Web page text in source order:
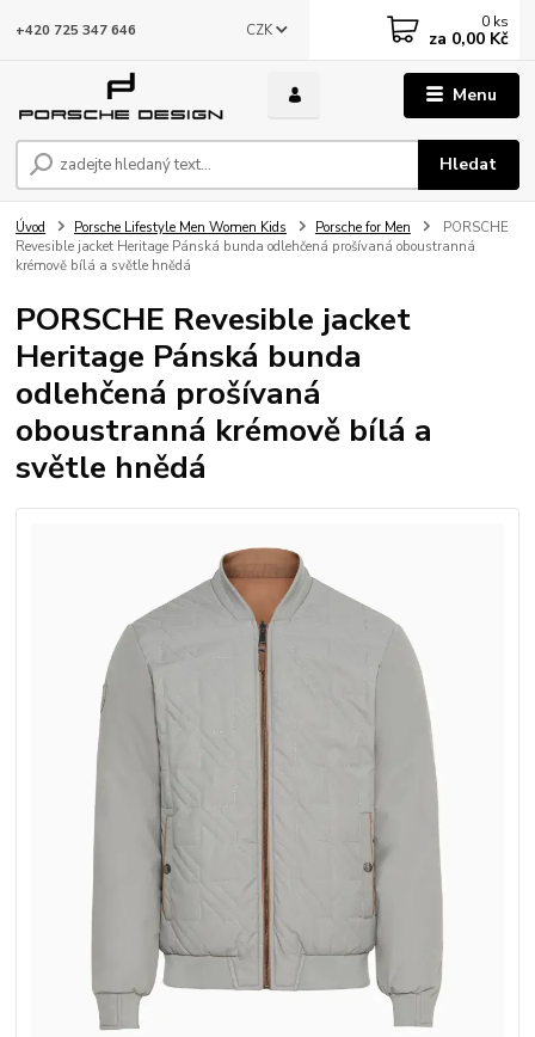
Menu
CZK
Hledat
+420 725 347 646 0 ks
za 0,00 Kč
Úvod Porsche Lifestyle Men Women Kids Porsche for Men
PORSCHE
Revesible jacket Heritage Pánská bunda odlehčená prošívaná oboustranná
krémově bílá a světle hnědá
PORSCHE Revesible jacket
Heritage Pánská bunda
odlehčená prošívaná
oboustranná krémově bílá a
světle hnědá